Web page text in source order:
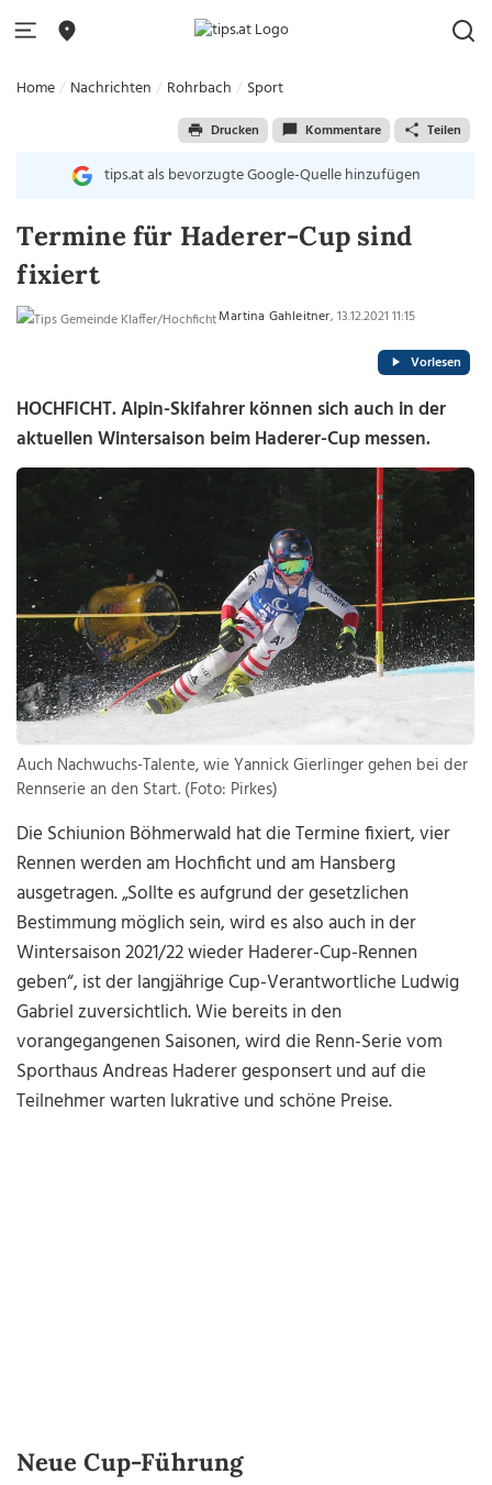
Home Nachrichten Rohrbach Sport
Drucken Kommentare Teilen
tips.at als bevorzugte Google-Quelle hinzufügen
Termine für Haderer-Cup sind
fixiert
Martina Gahleitner, 13.12.2021 11:15
Vorlesen
HOCHFICHT. Alpin-Skifahrer können sich auch in der
aktuellen Wintersaison beim Haderer-Cup messen.
Auch Nachwuchs-Talente, wie Yannick Gierlinger gehen bei der
Rennserie an den Start. (Foto: Pirkes)
Die Schiunion Böhmerwald hat die Termine fixiert, vier
Rennen werden am Hochficht und am Hansberg
ausgetragen. „Sollte es aufgrund der gesetzlichen
Bestimmung möglich sein, wird es also auch in der
Wintersaison 2021/22 wieder Haderer-Cup-Rennen
geben“, ist der langjährige Cup-Verantwortliche Ludwig
Gabriel zuversichtlich. Wie bereits in den
vorangegangenen Saisonen, wird die Renn-Serie vom
Sporthaus Andreas Haderer gesponsert und auf die
Teilnehmer warten lukrative und schöne Preise.
Neue Cup-Führung